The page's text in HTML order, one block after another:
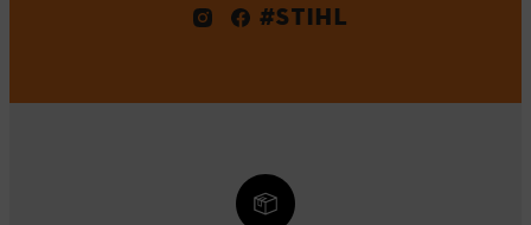
#STIHL